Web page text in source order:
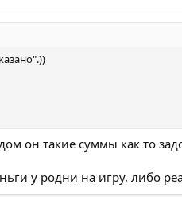
он такие суммы как то
у родни на игру, либо